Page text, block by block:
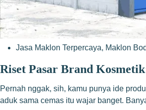
Jasa Maklon Terpercaya, Maklon
Riset Pasar Brand
Pernah nggak, sih, kamu punya ide
aduk sama cemas itu wajar banget.